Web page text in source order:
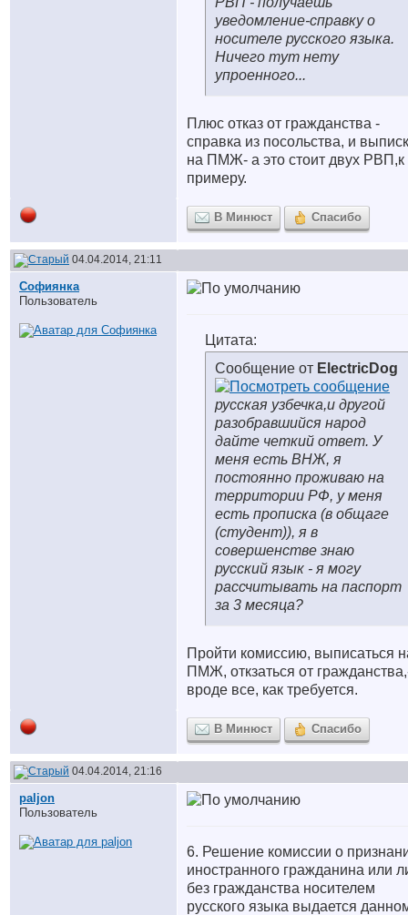
уведомление-справку о
носителе русского языка.
Ничего тут нету
упроенного...
Плюс отказ от гражданства -
справка из посольства, и
на ПМЖ- а это стоит двух РВП,к
примеру.
В Минюст Спасибо
04.04.2014, 21:11
Софиянка
Пользователь
Цитата:
Сообщение от ElectricDog
русская узбечка,и другой
разобравшийся народ
дайте четкий ответ. У
меня есть ВНЖ, я
постоянно проживаю на
территории РФ, у меня
есть прописка (в общаге
(студент)), я в
совершенстве знаю
русский язык - я могу
рассчитывать на паспорт
за 3 месяца?
Пройти комиссию, выписаться
ПМЖ, откзаться от
вроде все, как требуется.
В Минюст Спасибо
04.04.2014, 21:16
paljon
Пользователь
6. Решение комиссии о
иностранного гражданина или
без гражданства носителем
русского языка выдается